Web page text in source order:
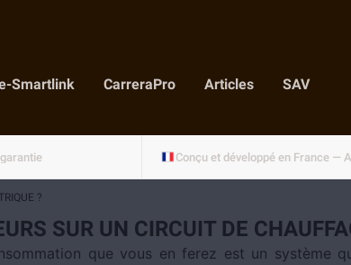
Smartlink CarreraPro Articles SAV
?
SUR UN CIRCUIT DE
que vous en ferez est un système